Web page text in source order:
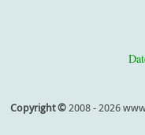
Copyright ©2008 - 2026